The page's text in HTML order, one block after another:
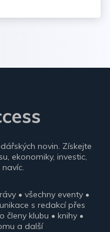
novin. Získejte
ekonomiky, investic,
• všechny eventy •
s redakcí přes
klubu • knihy •
a další